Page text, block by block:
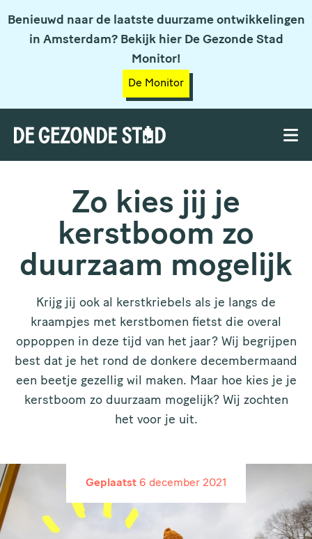
Benieuwd naar de laatste duurzame ontwikkelingen
in Amsterdam? Bekijk hier De Gezonde Stad
Monitor!
De Monitor
Zo kies jij je
kerstboom zo
duurzaam mogelijk
Krijg jij ook al kerstkriebels als je langs de
kraampjes met kerstbomen fietst die overal
oppoppen in deze tijd van het jaar? Wij begrijpen
best dat je het rond de donkere decembermaand
een beetje gezellig wil maken. Maar hoe kies je je
kerstboom zo duurzaam mogelijk? Wij zochten
het voor je uit.
Geplaatst 6 december 2021